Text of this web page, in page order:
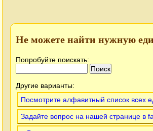
Не можете найти нужную
Попробуйте поискать:
Другие варианты:
Посмотрите алфавитный список всех
Задайте вопрос на нашей странице в